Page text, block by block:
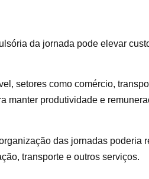
da jornada pode elevar
setores como comércio,
manter produtividade e
das jornadas poderia
transporte e outros serviços.